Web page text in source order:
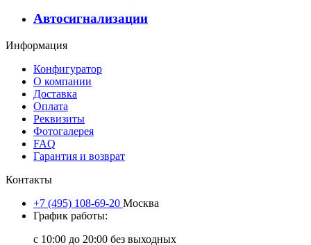
Автосигнализации
Информация
Конфигуратор
О компании
Доставка
Оплата
Реквизиты
Фотогалерея
FAQ
Гарантия и возврат
Контакты
+7 (495) 108-69-20 Москва
График работы:
с 10:00 до 20:00 без выходных